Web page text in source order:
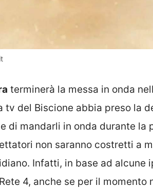
terminerà la messa in onda
tv del Biscione abbia preso la
di mandarli in onda durante la
non saranno costretti a
Infatti, in base ad alcune
4, anche se per il momento